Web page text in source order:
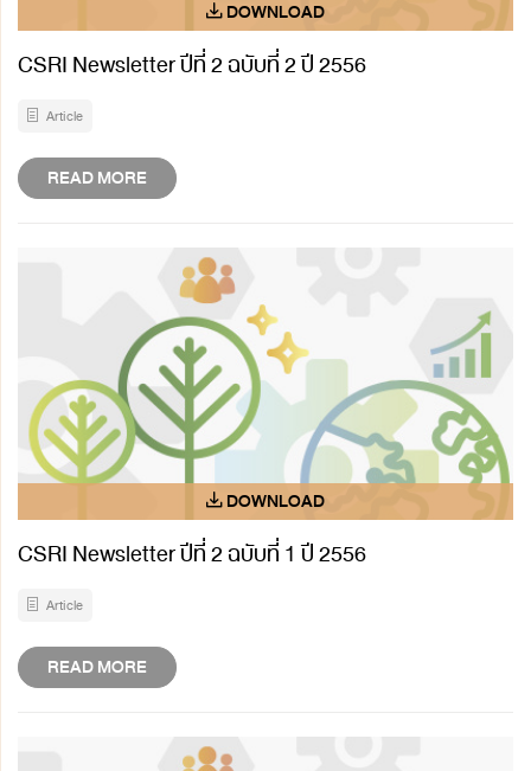
CSRI Newsletter ปีที่ 2 ฉบับที่ 2 ปี 2556
Article
READ MORE
CSRI Newsletter ปีที่ 2 ฉบับที่ 1 ปี 2556
Article
READ MORE